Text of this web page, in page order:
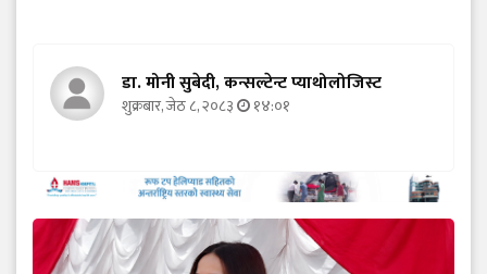
डा. मोनी सुबेदी, कन्सल्टेन्ट प्याथोलोजिस्ट
शुक्रबार, जेठ ८, २०८३ १४:०१